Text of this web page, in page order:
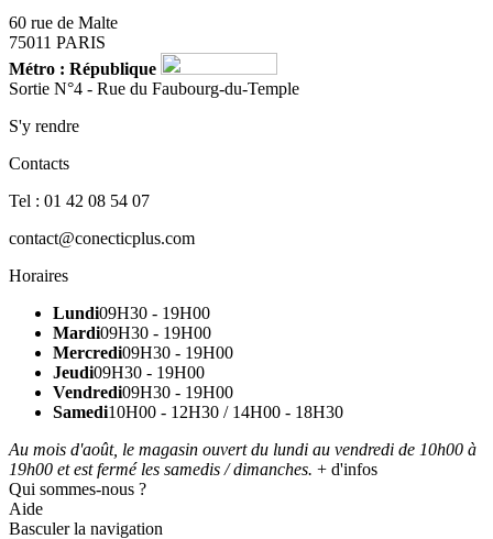
60 rue de Malte
75011 PARIS
Métro : République
Sortie N°4 - Rue du Faubourg-du-Temple
S'y rendre
Contacts
Tel : 01 42 08 54 07
contact@conecticplus.com
Horaires
Lundi09H30 - 19H00
Mardi09H30 - 19H00
Mercredi09H30 - 19H00
Jeudi09H30 - 19H00
Vendredi09H30 - 19H00
Samedi10H00 - 12H30 / 14H00 - 18H30
Au mois d'août, le magasin ouvert du lundi au vendredi de 10h00 à
19h00 et est fermé les samedis / dimanches. + d'infos
Qui sommes-nous ?
Aide
Basculer la navigation